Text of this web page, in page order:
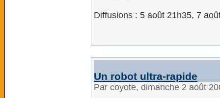
Diffusions : 5 août 21h35, 7
Un robot ultra-rapide
Par coyote, dimanche 2 août